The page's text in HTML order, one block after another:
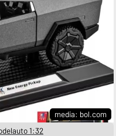
media: bol.com
1:32